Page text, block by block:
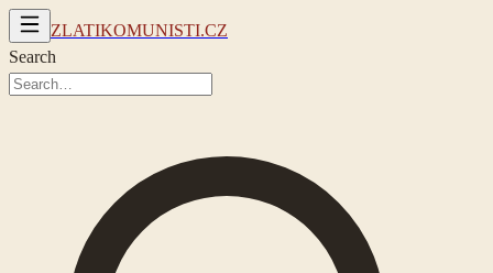
ZLATIKOMUNISTI.CZ
Search